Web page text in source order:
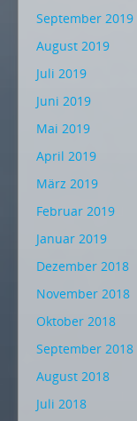
September 2019
August 2019
Juli 2019
Juni 2019
Mai 2019
April 2019
März 2019
Februar 2019
Januar 2019
Dezember 2018
November 2018
Oktober 2018
September 2018
August 2018
Juli 2018